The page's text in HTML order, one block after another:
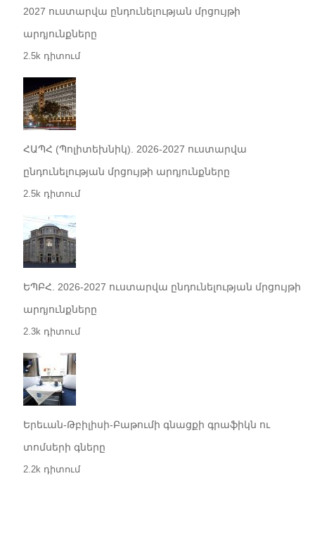
2027 ուստարվա ընդունելության մրցույթի
արդյունքները
2.5k դիտում
ՀԱՊՀ (Պոլիտեխնիկ). 2026-2027 ուստարվա
ընդունելության մրցույթի արդյունքները
2.5k դիտում
ԵՊԲՀ. 2026-2027 ուստարվա ընդունելության մրցույթի
արդյունքները
2.3k դիտում
Երեւան-Թբիլիսի-Բաթումի գնացքի գրաֆիկն ու
տոմսերի գները
2.2k դիտում